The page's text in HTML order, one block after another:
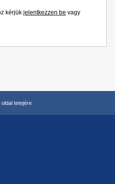
kérjük jelentkezzen be vagy
tetejére